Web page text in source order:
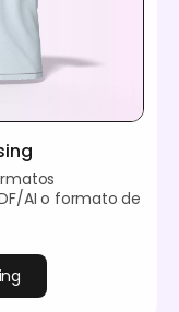
AI o formato de